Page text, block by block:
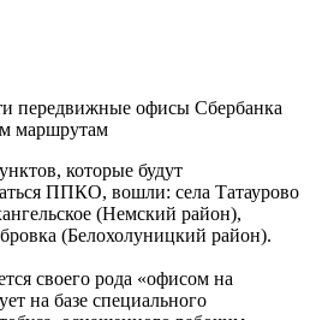
передвижные офисы Сбербанка
маршрутам
которые будут
ППКО, вошли: села Татаурово
(Немский район),
(Белохолуницкий район).
своего рода «офисом на
на базе специального